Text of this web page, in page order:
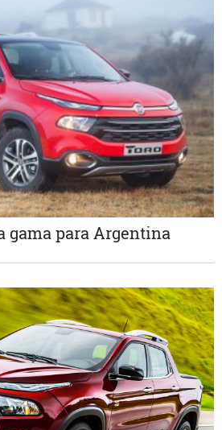
gama para Argentina